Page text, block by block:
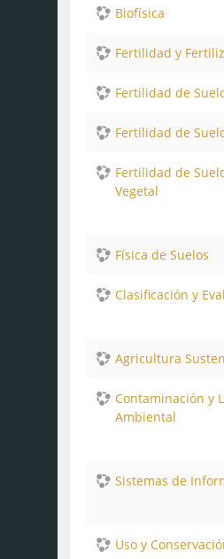
Biofísica
Fertilidad y
Fertilidad de
Fertilidad de
Fertilidad de
Vegetal
Física de Suelos
Clasificación y
Agricultura
Contaminación y
Ambiental
Sistemas de
Uso y